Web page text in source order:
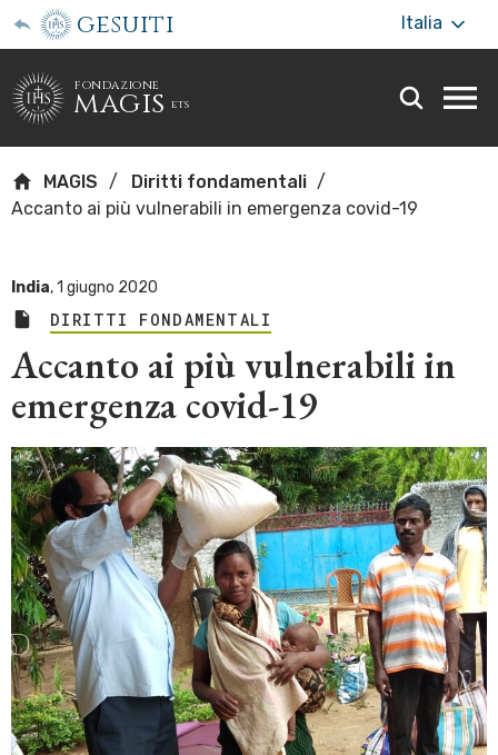
gesuiti Italia
fondazione
magis ets
MAGIS
Diritti fondamentali
Accanto ai più vulnerabili in emergenza covid-19
India,1 giugno 2020
DIRITTI FONDAMENTALI
Accanto ai più vulnerabili in
emergenza covid-19